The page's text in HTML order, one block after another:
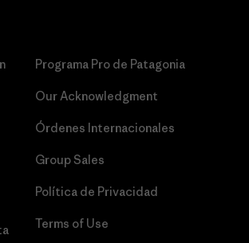
Programa Pro de Patagonia
Our Acknowledgment
Órdenes Internacionales
Group Sales
Política de Privacidad
Terms of Use